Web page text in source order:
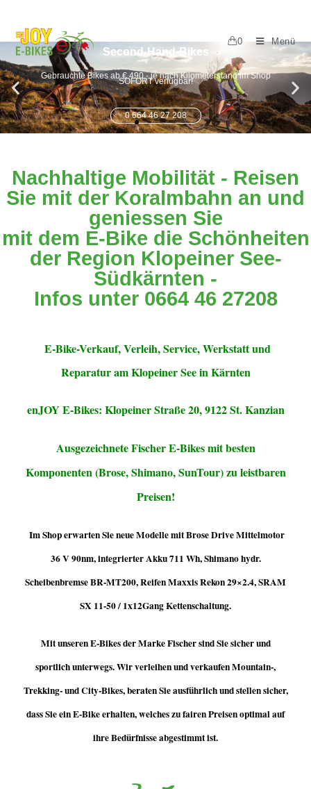
0 Menü
Second-Hand-Bikes
Gebrauchte Bikes ab € 490,- je nach Kilometerstand im Shop
SOFORT verfügbar!
0 664 46 27 208
Nachhaltige Mobilität - Reisen
Sie mit der Koralmbahn an und
geniessen Sie
mit dem E-Bike die Schönheiten
der Region Klopeiner See-
Südkärnten -
Infos unter 0664 46 27208
E-Bike-Verkauf, Verleih, Service, Werkstatt und
Reparatur am Klopeiner See in Kärnten
enJOY E-Bikes: Klopeiner Straße 20, 9122 St. Kanzian
Ausgezeichnete Fischer E-Bikes mit besten
Komponenten (Brose, Shimano, SunTour) zu leistbaren
Preisen!
Im Shop erwarten Sie neue Modelle mitBrose Drive Mittelmotor
36 V 90nm, integrierter Akku 711 Wh,Shimano hydr.
Scheibenbremse BR-MT200, Reifen Maxxis Rekon 29×2.4, SRAM
SX 11-50 / 1x12Gang Kettenschaltung.
Mit unseren E-Bikes der MarkeFischersind Sie sicher und
sportlich unterwegs. Wir verleihen und verkaufen Mountain-,
Trekking- und City-Bikes, beraten Sie ausführlich und stellen sicher,
dass Sie ein E-Bike erhalten, welches zu fairen Preisen optimal auf
ihre Bedürfnisse abgestimmt ist.